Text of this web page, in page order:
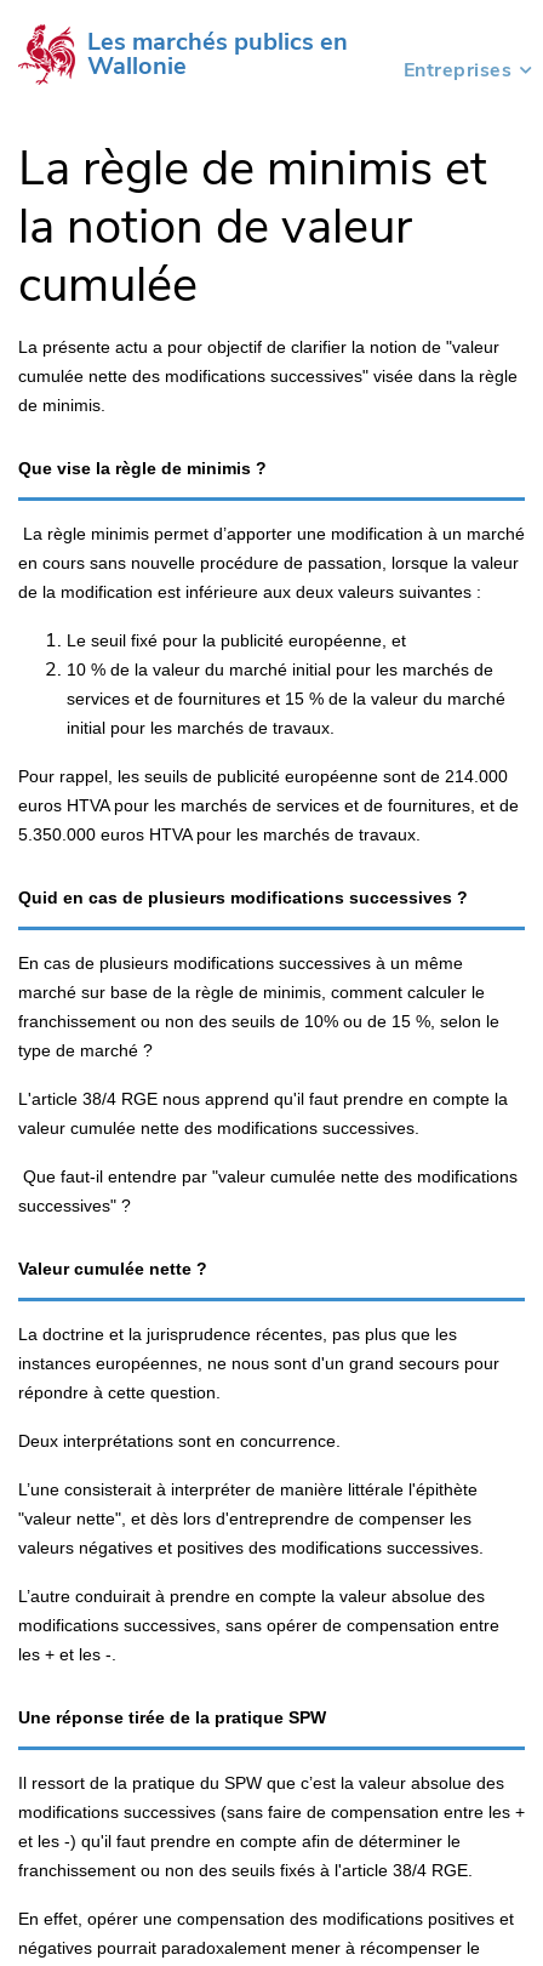
Entreprises
(current)
Les marchés publics en
Wallonie
La règle de minimis et
la notion de valeur
cumulée
La présente actu a pour objectif de clarifier la notion de "valeur
cumulée nette des modifications successives" visée dans la règle
de minimis.
Que vise la règle de minimis ?
La règle minimis permet d’apporter une modification à un marché
en cours sans nouvelle procédure de passation, lorsque la valeur
de la modification est inférieure aux deux valeurs suivantes :
Le seuil fixé pour la publicité européenne, et
10 % de la valeur du marché initial pour les marchés de
services et de fournitures et 15 % de la valeur du marché
initial pour les marchés de travaux.
Pour rappel, les seuils de publicité européenne sont de 214.000
euros HTVA pour les marchés de services et de fournitures, et de
5.350.000 euros HTVA pour les marchés de travaux.
Quid en cas de plusieurs modifications successives ?
En cas de plusieurs modifications successives à un même
marché sur base de la règle de minimis, comment calculer le
franchissement ou non des seuils de 10% ou de 15 %, selon le
type de marché ?
L'article 38/4 RGE nous apprend qu'il faut prendre en compte la
valeur cumulée nette des modifications successives.
Que faut-il entendre par "valeur cumulée nette des modifications
successives" ?
Valeur cumulée nette ?
La doctrine et la jurisprudence récentes, pas plus que les
instances européennes, ne nous sont d'un grand secours pour
répondre à cette question.
Deux interprétations sont en concurrence.
L’une consisterait à interpréter de manière littérale l'épithète
"valeur nette", et dès lors d'entreprendre de compenser les
valeurs négatives et positives des modifications successives.
L’autre conduirait à prendre en compte la valeur absolue des
modifications successives, sans opérer de compensation entre
les + et les -.
Une réponse tirée de la pratique SPW
Il ressort de la pratique du SPW que c’est la valeur absolue des
modifications successives (sans faire de compensation entre les +
et les -) qu'il faut prendre en compte afin de déterminer le
franchissement ou non des seuils fixés à l'article 38/4 RGE.
En effet, opérer une compensation des modifications positives et
négatives pourrait paradoxalement mener à récompenser le